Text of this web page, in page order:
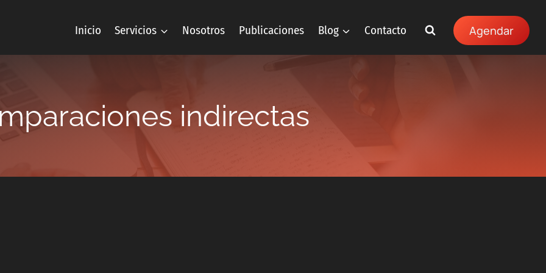
Inicio Servicios Nosotros Publicaciones Blog Contacto Agendar
indirectas